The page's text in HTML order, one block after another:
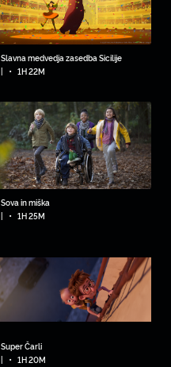
Slavna medvedja zasedba Sicilije
• 1H 22M
Sova in miška
|
• 1H 25M
Super Čarli
• 1H 20M